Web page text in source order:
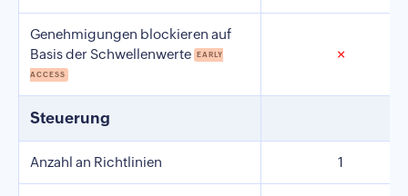
Genehmigungen blockieren auf
Basis der Schwellenwerte
EARLY
ACCESS
✗
Steuerung
Anzahl an Richtlinien 1